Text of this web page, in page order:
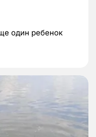
один ребенок